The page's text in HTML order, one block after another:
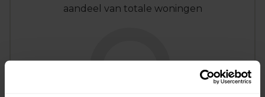
aandeel van totale woningen